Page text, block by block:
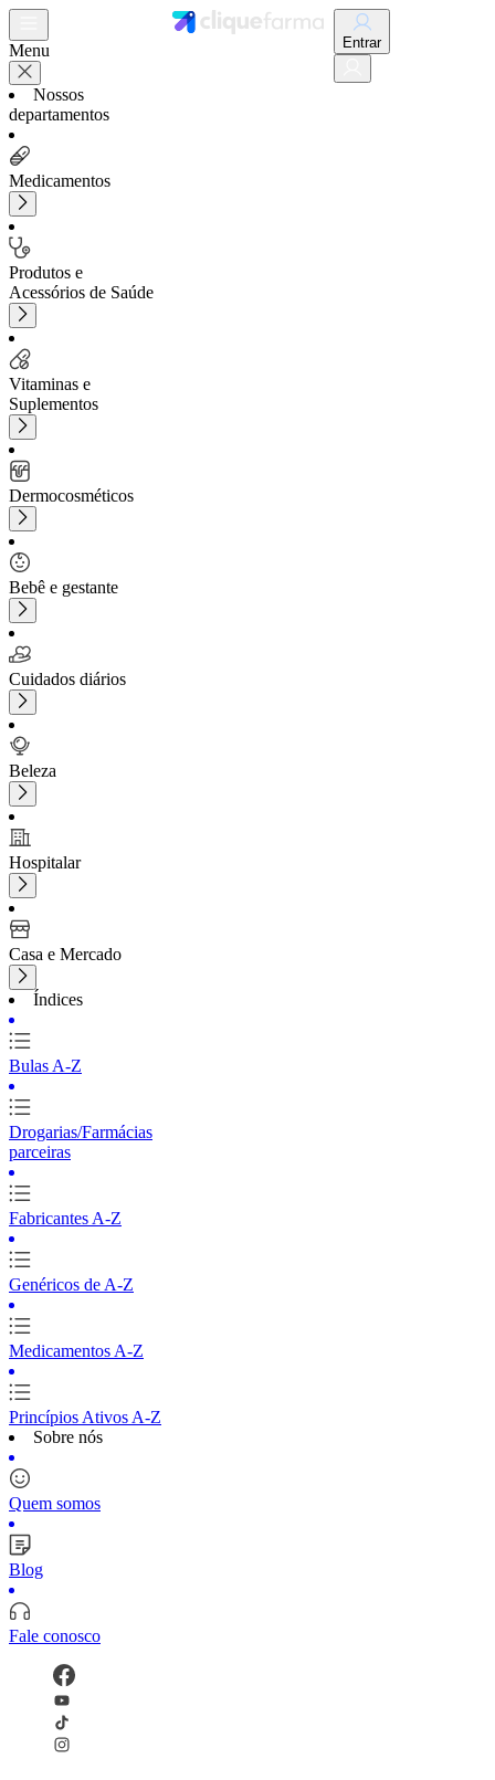
Menu
Nossos
departamentos
Medicamentos
Produtos e
Acessórios de Saúde
Vitaminas e
Suplementos
Dermocosméticos
Bebê e gestante
Cuidados diários
Beleza
Hospitalar
Casa e Mercado
Índices
Bulas A-Z
Drogarias/Farmácias
parceiras
Fabricantes A-Z
Genéricos de A-Z
Medicamentos A-Z
Princípios Ativos A-Z
Sobre nós
Quem somos
Blog
Fale conosco
Entrar